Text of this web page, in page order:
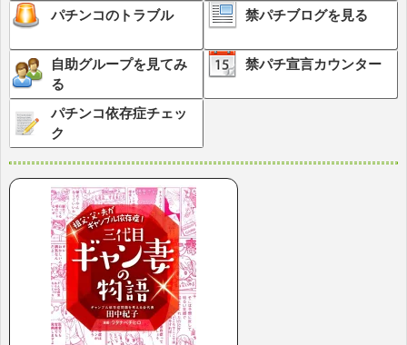
パチンコのトラブル 禁パチブログを見る
自助グループを見てみ
る
禁パチ宣言カウンター
パチンコ依存症チェッ
ク